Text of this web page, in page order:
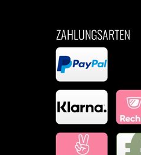
ZAHLUNGSARTEN